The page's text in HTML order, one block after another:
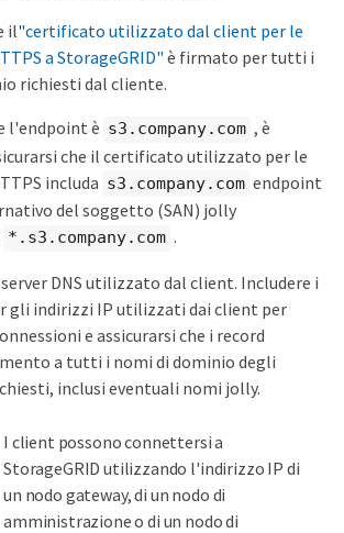
il"certificato utilizzato dal client per le
a StorageGRID" è firmato per tutti i
richiesti dal cliente.
l'endpoint è s3.company.com , è
che il certificato utilizzato per le
includa s3.company.com endpoint
del soggetto (SAN) jolly
*.s3.company.com .
DNS utilizzato dal client. Includere i
gli indirizzi IP utilizzati dai client per
e assicurarsi che i record
a tutti i nomi di dominio degli
inclusi eventuali nomi jolly.
I client possono connettersi a
StorageGRID utilizzando l'indirizzo IP di
un nodo gateway, di un nodo di
amministrazione o di un nodo di